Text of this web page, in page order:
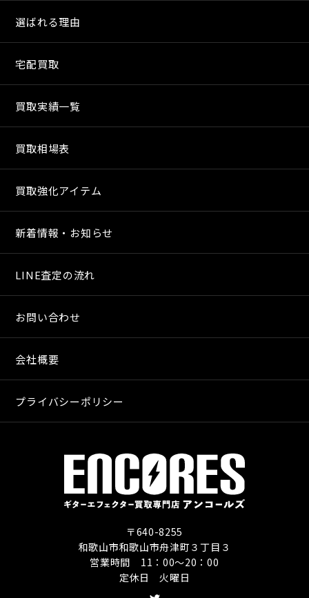
選ばれる理由
宅配買取
買取実績一覧
買取相場表
買取強化アイテム
新着情報・お知らせ
LINE査定の流れ
お問い合わせ
会社概要
プライバシーポリシー
〒640-8255
和歌山市和歌山市舟津町３丁目３
営業時間 11：00〜20：00
定休日 火曜日